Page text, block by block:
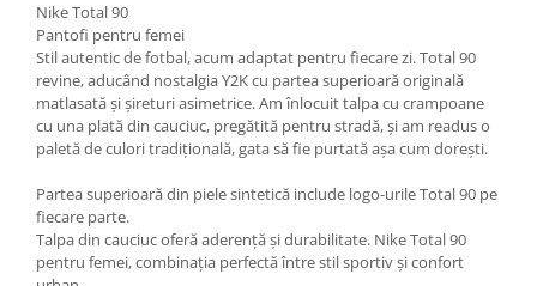
Nike Total 90
Pantofi pentru femei
Stil autentic de fotbal, acum adaptat pentru fiecare zi. Total 90
revine, aducând nostalgia Y2K cu partea superioară originală
matlasată și șireturi asimetrice. Am înlocuit talpa cu crampoane
cu una plată din cauciuc, pregătită pentru stradă, și am readus o
paletă de culori tradițională, gata să fie purtată așa cum dorești.
Partea superioară din piele sintetică include logo-urile Total 90 pe
fiecare parte.
Talpa din cauciuc oferă aderență și durabilitate. Nike Total 90
pentru femei, combinația perfectă între stil sportiv și confort